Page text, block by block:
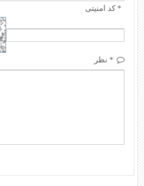
* کد امنیتی
* نظر